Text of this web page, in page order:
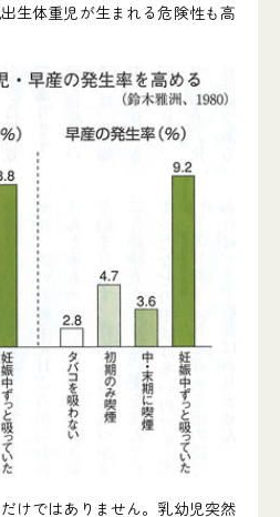
生体重児が生まれる危険性も高
けではありません。乳幼児突然